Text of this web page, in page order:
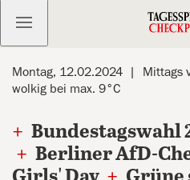
Kostenlos anmelden
Montag, 12.02.2024
Mittags
wolkig bei max. 9°C
+ Bundestagswahl
+ Berliner AfD-